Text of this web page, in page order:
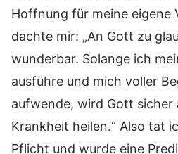
Hoffnung für meine eigene
dachte mir: „An Gott zu
wunderbar. Solange ich
ausführe und mich voller
aufwende, wird Gott sicher
Krankheit heilen.“ Also tat
Pflicht und wurde eine